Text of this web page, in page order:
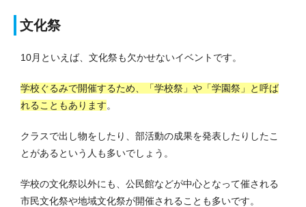
文化祭
10月といえば、文化祭も欠かせないイベントです。
学校ぐるみで開催するため、「学校祭」や「学園祭」と呼ば
れることもあります。
クラスで出し物をしたり、部活動の成果を発表したりしたこ
とがあるという人も多いでしょう。
学校の文化祭以外にも、公民館などが中心となって催される
市民文化祭や地域文化祭が開催されることも多いです。